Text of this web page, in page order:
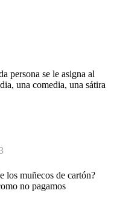
persona se le asigna al
una comedia, una sátira
los muñecos de cartón?
no pagamos